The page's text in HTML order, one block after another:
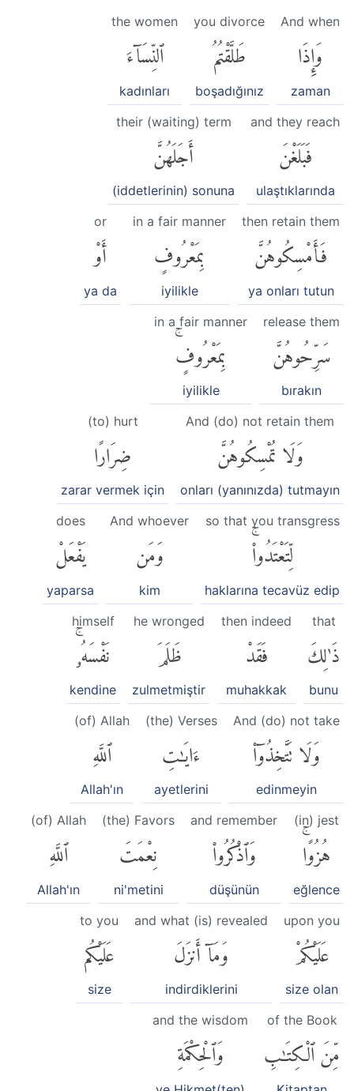
And when
وَإِذَا
zaman
you divorce
طَلَّقْتُمُ
boşadığınız
the women
ٱلنِّسَآءَ
kadınları
and they reach
فَبَلَغْنَ
ulaştıklarında
their (waiting) term
أَجَلَهُنَّ
(iddetlerinin) sonuna
then retain them
فَأَمْسِكُوهُنَّ
ya onları tutun
in a fair manner
بِمَعْرُوفٍ
iyilikle
or
أَوْ
ya da
release them
سَرِّحُوهُنَّ
bırakın
in a fair manner
بِمَعْرُوفٍۚ
iyilikle
And (do) not retain them
وَلَا تُمْسِكُوهُنَّ
onları (yanınızda) tutmayın
(to) hurt
ضِرَارًا
zarar vermek için
so that you transgress
لِّتَعْتَدُوا۟ۚ
haklarına tecavüz edip
And whoever
وَمَن
kim
does
يَفْعَلْ
yaparsa
that
ذَٰلِكَ
bunu
then indeed
فَقَدْ
muhakkak
he wronged
ظَلَمَ
zulmetmiştir
himself
نَفْسَهُۥۚ
kendine
And (do) not take
وَلَا تَتَّخِذُوٓا۟
edinmeyin
(the) Verses
ءَايَٰتِ
ayetlerini
(of) Allah
ٱللَّهِ
Allah'ın
(in) jest
هُزُوًاۚ
eğlence
and remember
وَٱذْكُرُوا۟
düşünün
(the) Favors
نِعْمَتَ
ni'metini
(of) Allah
ٱللَّهِ
Allah'ın
upon you
عَلَيْكُمْ
size olan
and what (is) revealed
وَمَآ أَنزَلَ
indirdiklerini
to you
عَلَيْكُم
size
of the Book
مِّنَ ٱلْكِتَٰبِ
and the wisdom
وَٱلْحِكْمَةِ